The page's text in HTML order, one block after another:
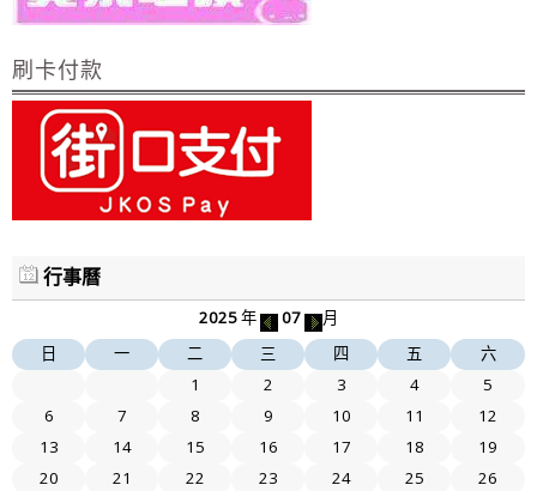
刷卡付款
行事曆
2025年 07
月
日
一 二 三 四 五
六
1
2 3 4
5
6
7 8 9 10 11
12
13
14 15 16 17 18
19
20
21 22 23 24 25
26